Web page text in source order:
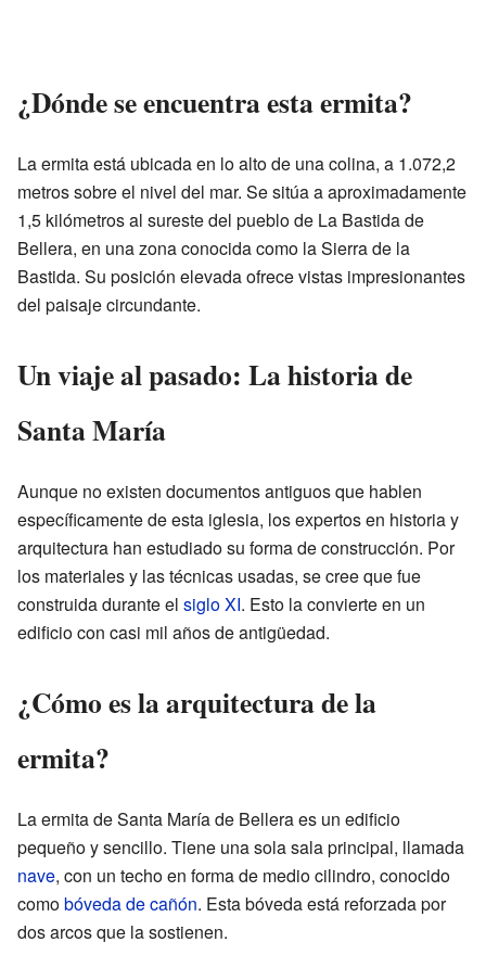
¿Dónde se encuentra esta ermita?
La ermita está ubicada en lo alto de una colina, a 1.072,2
metros sobre el nivel del mar. Se sitúa a aproximadamente
1,5 kilómetros al sureste del pueblo de La Bastida de
Bellera, en una zona conocida como la Sierra de la
Bastida. Su posición elevada ofrece vistas impresionantes
del paisaje circundante.
Un viaje al pasado: La historia de
Santa María
Aunque no existen documentos antiguos que hablen
específicamente de esta iglesia, los expertos en historia y
arquitectura han estudiado su forma de construcción. Por
los materiales y las técnicas usadas, se cree que fue
construida durante el siglo XI. Esto la convierte en un
edificio con casi mil años de antigüedad.
¿Cómo es la arquitectura de la
ermita?
La ermita de Santa María de Bellera es un edificio
pequeño y sencillo. Tiene una sola sala principal, llamada
nave, con un techo en forma de medio cilindro, conocido
comobóveda de cañón. Esta bóveda está reforzada por
dos arcos que la sostienen.